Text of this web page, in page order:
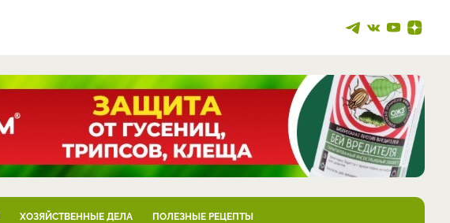
ХОЗЯЙСТВЕННЫЕ ДЕЛА ПОЛЕЗНЫЕ РЕЦЕПТЫ